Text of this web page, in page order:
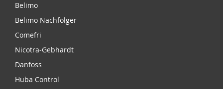
Belimo
Belimo Nachfolger
Comefri
Nicotra-Gebhardt
Danfoss
Huba Control